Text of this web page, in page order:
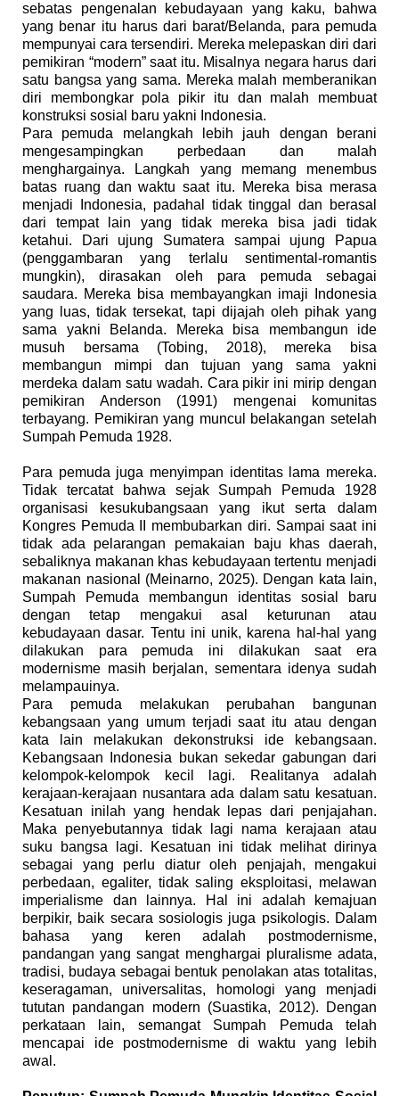
sebatas pengenalan kebudayaan yang kaku, bahwa
yang benar itu harus dari barat/Belanda, para pemuda
mempunyai cara tersendiri. Mereka melepaskan diri dari
pemikiran “modern” saat itu. Misalnya negara harus dari
satu bangsa yang sama. Mereka malah memberanikan
diri membongkar pola pikir itu dan malah membuat
konstruksi sosial baru yakni Indonesia.
Para pemuda melangkah lebih jauh dengan berani
mengesampingkan perbedaan dan malah
menghargainya. Langkah yang memang menembus
batas ruang dan waktu saat itu. Mereka bisa merasa
menjadi Indonesia, padahal tidak tinggal dan berasal
dari tempat lain yang tidak mereka bisa jadi tidak
ketahui. Dari ujung Sumatera sampai ujung Papua
(penggambaran yang terlalu sentimental-romantis
mungkin), dirasakan oleh para pemuda sebagai
saudara. Mereka bisa membayangkan imaji Indonesia
yang luas, tidak tersekat, tapi dijajah oleh pihak yang
sama yakni Belanda. Mereka bisa membangun ide
musuh bersama (Tobing, 2018), mereka bisa
membangun mimpi dan tujuan yang sama yakni
merdeka dalam satu wadah. Cara pikir ini mirip dengan
pemikiran Anderson (1991) mengenai komunitas
terbayang. Pemikiran yang muncul belakangan setelah
Sumpah Pemuda 1928.
Para pemuda juga menyimpan identitas lama mereka.
Tidak tercatat bahwa sejak Sumpah Pemuda 1928
organisasi kesukubangsaan yang ikut serta dalam
Kongres Pemuda II membubarkan diri. Sampai saat ini
tidak ada pelarangan pemakaian baju khas daerah,
sebaliknya makanan khas kebudayaan tertentu menjadi
makanan nasional (Meinarno, 2025). Dengan kata lain,
Sumpah Pemuda membangun identitas sosial baru
dengan tetap mengakui asal keturunan atau
kebudayaan dasar. Tentu ini unik, karena hal-hal yang
dilakukan para pemuda ini dilakukan saat era
modernisme masih berjalan, sementara idenya sudah
melampauinya.
Para pemuda melakukan perubahan bangunan
kebangsaan yang umum terjadi saat itu atau dengan
kata lain melakukan dekonstruksi ide kebangsaan.
Kebangsaan Indonesia bukan sekedar gabungan dari
kelompok-kelompok kecil lagi. Realitanya adalah
kerajaan-kerajaan nusantara ada dalam satu kesatuan.
Kesatuan inilah yang hendak lepas dari penjajahan.
Maka penyebutannya tidak lagi nama kerajaan atau
suku bangsa lagi. Kesatuan ini tidak melihat dirinya
sebagai yang perlu diatur oleh penjajah, mengakui
perbedaan, egaliter, tidak saling eksploitasi, melawan
imperialisme dan lainnya. Hal ini adalah kemajuan
berpikir, baik secara sosiologis juga psikologis. Dalam
bahasa yang keren adalah postmodernisme,
pandangan yang sangat menghargai pluralisme adata,
tradisi, budaya sebagai bentuk penolakan atas totalitas,
keseragaman, universalitas, homologi yang menjadi
tututan pandangan modern (Suastika, 2012). Dengan
perkataan lain, semangat Sumpah Pemuda telah
mencapai ide postmodernisme di waktu yang lebih
awal.